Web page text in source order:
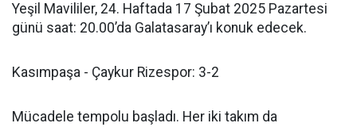
Yeşil Mavililer, 24. Haftada 17 Şubat 2025 Pazartesi
günü saat: 20.00’da Galatasaray’ı konuk edecek.
Kasımpaşa - Çaykur Rizespor: 3-2
Mücadele tempolu başladı. Her iki takım da